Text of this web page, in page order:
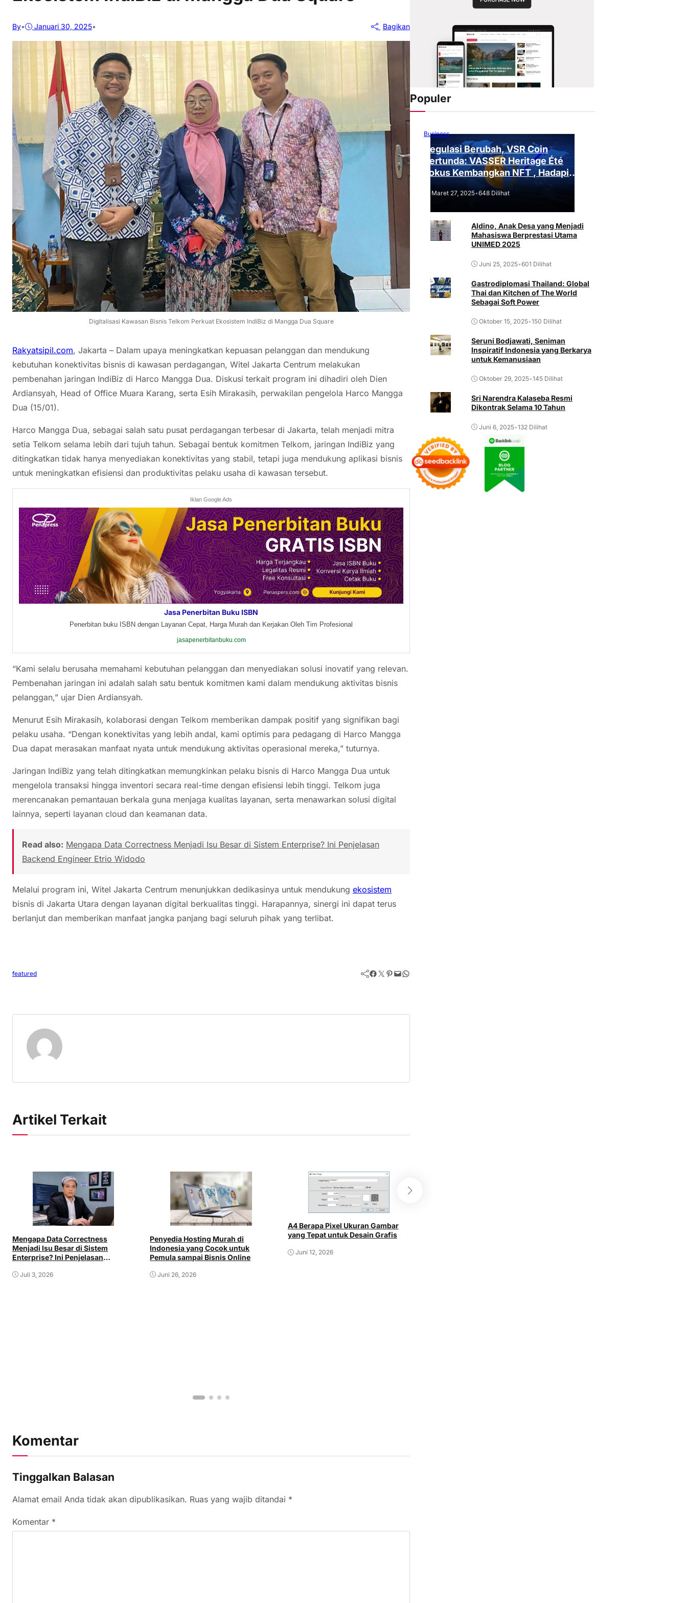
By• Januari 30, 2025• Bagikan
Digitalisasi Kawasan Bisnis Telkom Perkuat Ekosistem IndiBiz di Mangga Dua Square
Rakyatsipil.com, Jakarta – Dalam upaya meningkatkan kepuasan pelanggan dan mendukung
kebutuhan konektivitas bisnis di kawasan perdagangan, Witel Jakarta Centrum melakukan
pembenahan jaringan IndiBiz di Harco Mangga Dua. Diskusi terkait program ini dihadiri oleh Dien
Ardiansyah, Head of Office Muara Karang, serta Esih Mirakasih, perwakilan pengelola Harco Mangga
Dua (15/01).
Harco Mangga Dua, sebagai salah satu pusat perdagangan terbesar di Jakarta, telah menjadi mitra
setia Telkom selama lebih dari tujuh tahun. Sebagai bentuk komitmen Telkom, jaringan IndiBiz yang
ditingkatkan tidak hanya menyediakan konektivitas yang stabil, tetapi juga mendukung aplikasi bisnis
untuk meningkatkan efisiensi dan produktivitas pelaku usaha di kawasan tersebut.
Iklan Google Ads
Jasa Penerbitan Buku ISBN
Penerbitan buku ISBN dengan Layanan Cepat, Harga Murah dan Kerjakan Oleh Tim Profesional
jasapenerbitanbuku.com
“Kami selalu berusaha memahami kebutuhan pelanggan dan menyediakan solusi inovatif yang relevan.
Pembenahan jaringan ini adalah salah satu bentuk komitmen kami dalam mendukung aktivitas bisnis
pelanggan,” ujar Dien Ardiansyah.
Menurut Esih Mirakasih, kolaborasi dengan Telkom memberikan dampak positif yang signifikan bagi
pelaku usaha. “Dengan konektivitas yang lebih andal, kami optimis para pedagang di Harco Mangga
Dua dapat merasakan manfaat nyata untuk mendukung aktivitas operasional mereka,” tuturnya.
Jaringan IndiBiz yang telah ditingkatkan memungkinkan pelaku bisnis di Harco Mangga Dua untuk
mengelola transaksi hingga inventori secara real-time dengan efisiensi lebih tinggi. Telkom juga
merencanakan pemantauan berkala guna menjaga kualitas layanan, serta menawarkan solusi digital
lainnya, seperti layanan cloud dan keamanan data.
Read also: Mengapa Data Correctness Menjadi Isu Besar di Sistem Enterprise? Ini Penjelasan
Backend Engineer Etrio Widodo
Melalui program ini, Witel Jakarta Centrum menunjukkan dedikasinya untuk mendukung ekosistem
bisnis di Jakarta Utara dengan layanan digital berkualitas tinggi. Harapannya, sinergi ini dapat terus
berlanjut dan memberikan manfaat jangka panjang bagi seluruh pihak yang terlibat.
featured Facebook Twitter Pinterest Mail WhatsApp
Artikel Terkait
Mengapa Data Correctness
Menjadi Isu Besar di Sistem
Enterprise? Ini Penjelasan
Juli 3, 2026
Penyedia Hosting Murah di
Indonesia yang Cocok untuk
Pemula sampai Bisnis Online
Juni 26, 2026
A4 Berapa Pixel Ukuran Gambar
yang Tepat untuk Desain Grafis
Juni 12, 2026
Komentar
Tinggalkan Balasan
Alamat email Anda tidak akan dipublikasikan. Ruas yang wajib ditandai *
Komentar *
Populer
Business
Regulasi Berubah, VSR Coin
Tertunda: VASSER Heritage Été
Fokus Kembangkan NFT , Hadapi
Tantangan Regulasi!
Maret 27, 2025•648 Dilihat
Aldino, Anak Desa yang Menjadi
Mahasiswa Berprestasi Utama
UNIMED 2025
Juni 25, 2025•601 Dilihat
Gastrodiplomasi Thailand: Global
Thai dan Kitchen of The World
Sebagai Soft Power
Oktober 15, 2025•150 Dilihat
Seruni Bodjawati, Seniman
Inspiratif Indonesia yang Berkarya
untuk Kemanusiaan
Oktober 29, 2025•145 Dilihat
Sri Narendra Kalaseba Resmi
Dikontrak Selama 10 Tahun
Juni 6, 2025•132 Dilihat